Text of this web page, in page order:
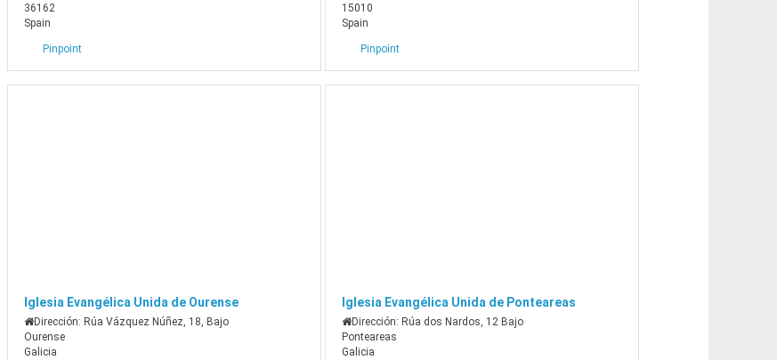
36162
Spain
Pinpoint
15010
Spain
Pinpoint
Iglesia Evangélica Unida de Ourense
Dirección: Rúa Vázquez Núñez, 18, Bajo
Ourense
Galicia
Iglesia Evangélica Unida de Ponteareas
Dirección: Rúa dos Nardos, 12 Bajo
Ponteareas
Galicia